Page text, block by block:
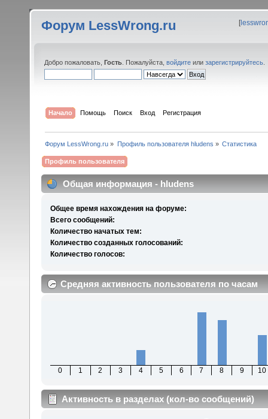
Форум LessWrong.ru [
Добро пожаловать, Гость . Пожалуйста, войдите или зарегистрируйтесь
Начало Помощь Поиск Вход Регистрация
Форум LessWrong.ru » Профиль пользователя hludens » Статистика
Профиль пользователя
Общая информация - hludens
Общее время нахождения на форуме:
Всего сообщений:
Количество начатых тем:
Количество созданных голосований:
Количество голосов:
Средняя активность пользователя по часам
0 1 2 3 4 5 6 7 8 9 10
Активность в разделах (кол-во сообщений)